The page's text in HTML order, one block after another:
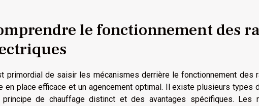
le fonctionnement des
primordial de saisir les mécanismes derrière le fonctionnement des
en place efficace et un agencement optimal. Il existe plusieurs types
principe de chauffage distinct et des avantages spécifiques. Les